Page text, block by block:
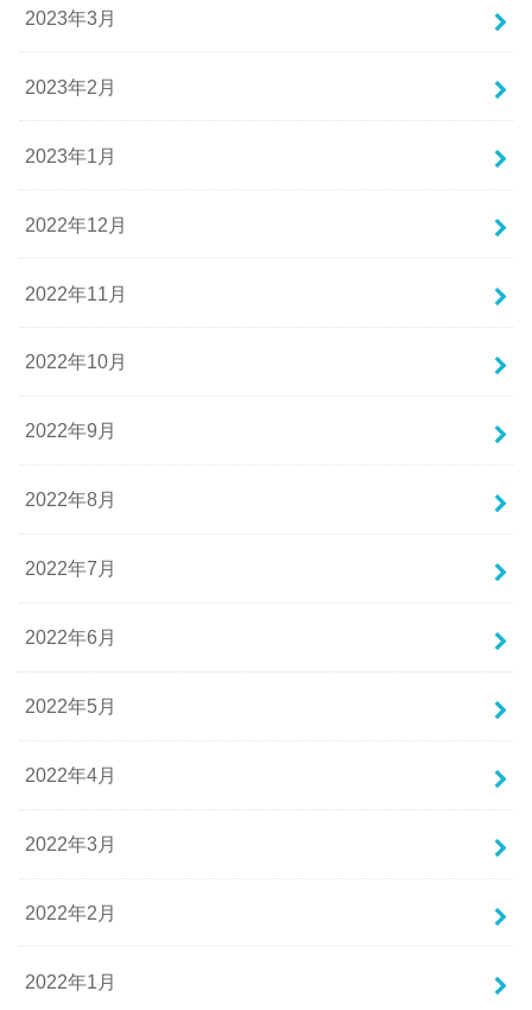
2023年3月
2023年2月
2023年1月
2022年12月
2022年11月
2022年10月
2022年9月
2022年8月
2022年7月
2022年6月
2022年5月
2022年4月
2022年3月
2022年2月
2022年1月